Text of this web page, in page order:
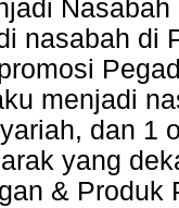
nasabah di
menjadi
dan 1
yang
& Produk